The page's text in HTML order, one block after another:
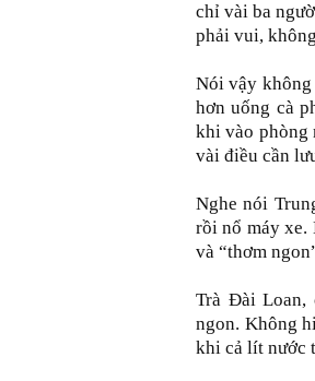
chỉ vài ba
phải vui,
Nói vậy không
hơn uống cà
khi vào phòng
vài điều cần
Nghe nói
rồi nổ máy xe.
và “thơm
Trà Đài Loan,
ngon. Không
khi cả lít nước